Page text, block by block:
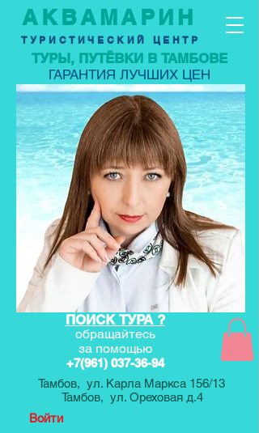
АКВАМАРИН
ТУРИСТИЧЕСКИЙ ЦЕНТР
ТУРЫ, ПУТЁВКИ В ТАМБОВЕ
ГАРАНТИЯ ЛУЧШИХ ЦЕН
ПОИСК ТУРА ?
обращайтесь
за помощью
+7(961) 037-36-94
Тамбов, ул. Карла Маркса 156/13
Тамбов, ул. Ореховая д.4
Войти